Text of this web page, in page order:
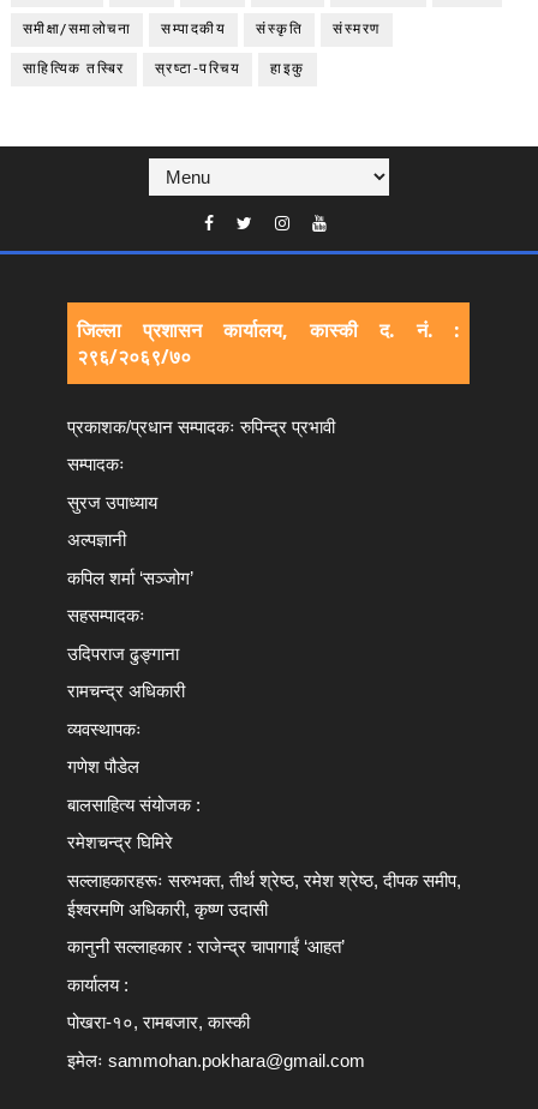
समीक्षा/समालोचना सम्पादकीय संस्कृति संस्मरण
साहित्यिक तस्बिर स्रष्टा-परिचय हाइकु
जिल्ला प्रशासन कार्यालय, कास्की द. नं. :
२९६/२०६९/७०
प्रकाशक/प्रधान सम्पादकः रुपिन्द्र प्रभावी
सम्पादकः
सुरज उपाध्याय
अल्पज्ञानी
कपिल शर्मा ‘सञ्जोग’
सहसम्पादकः
उदिपराज ढुङ्‍गाना
रामचन्द्र अधिकारी
व्यवस्थापकः
गणेश पौडेल
बालसाहित्य संयोजक :
रमेशचन्द्र घिमिरे
सल्लाहकारहरूः सरुभक्त, तीर्थ श्रेष्ठ, रमेश श्रेष्ठ, दीपक समीप,
ईश्वरमणि अधिकारी, कृष्ण उदासी
कानुनी सल्लाहकार : राजेन्द्र चापागाईं ‘आहत’
कार्यालय :
पोखरा-१०, रामबजार, कास्की
इमेलःsammohan.pokhara@gmail.com